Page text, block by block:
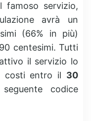
famoso servizio,
avrà un
(66% in più)
centesimi. Tutti
il servizio lo
costi entro il 30
codice